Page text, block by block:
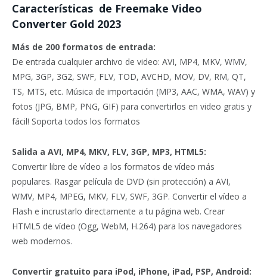
Características de Freemake Video
Converter Gold 2023
Más de 200 formatos de entrada:
De entrada cualquier archivo de video: AVI, MP4, MKV, WMV,
MPG, 3GP, 3G2, SWF, FLV, TOD, AVCHD, MOV, DV, RM, QT,
TS, MTS, etc. Música de importación (MP3, AAC, WMA, WAV) y
fotos (JPG, BMP, PNG, GIF) para convertirlos en video gratis y
fácil! Soporta todos los formatos
Salida a AVI, MP4, MKV, FLV, 3GP, MP3, HTML5:
Convertir libre de vídeo a los formatos de vídeo más
populares. Rasgar película de DVD (sin protección) a AVI,
WMV, MP4, MPEG, MKV, FLV, SWF, 3GP. Convertir el vídeo a
Flash e incrustarlo directamente a tu página web. Crear
HTML5 de vídeo (Ogg, WebM, H.264) para los navegadores
web modernos.
Convertir gratuito para iPod, iPhone, iPad, PSP, Android: